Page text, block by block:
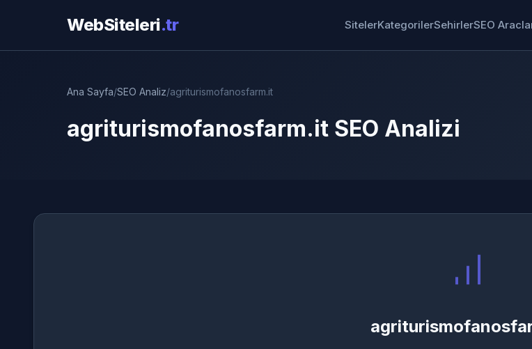
WebSiteleri.tr SitelerKategorilerSehirlerSEO
Ana Sayfa/SEO Analiz/agriturismofanosfarm.it
agriturismofanosfarm.it SEO Analizi